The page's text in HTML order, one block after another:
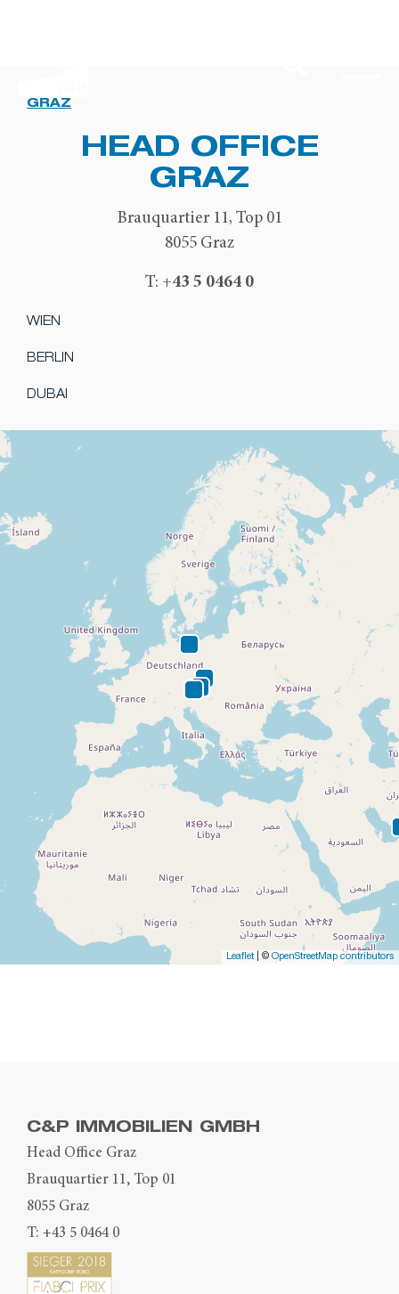
GRAZ
HEAD OFFICE
GRAZ
Brauquartier 11, Top 01
8055 Graz
T: +43 5 0464 0
WIEN
BERLIN
DUBAI
Leaflet| © OpenStreetMap contributors
C&P IMMOBILIEN GMBH
Head Office Graz
Brauquartier 11, Top 01
8055 Graz
T: +43 5 0464 0